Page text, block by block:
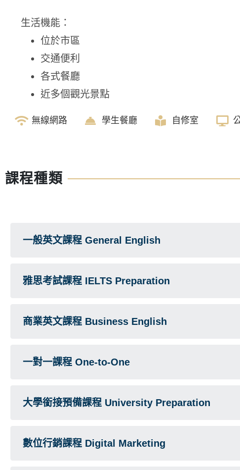
生活機能：
位於市區
交通便利
各式餐廳
近多個觀光景點
無線網路 學生餐廳 自修室
課程種類
一般英文課程 General English
雅思考試課程 IELTS Preparation
商業英文課程 Business English
一對一課程 One-to-One
大學銜接預備課程 University Preparation
數位行銷課程 Digital Marketing